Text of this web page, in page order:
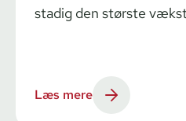
stadig den største
Læs mere